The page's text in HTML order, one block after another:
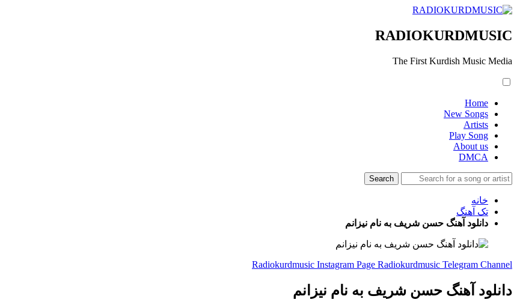
RADIOKURDMUSIC
The First Kurdish Music Media
Home
New Songs
Artists
Play Song
About us
DMCA
خانه
تک آهنگ
دانلود آهنگ حسن شریف به نام نیزانم
Radiokurdmusic Instagram Page Radiokurdmusic Telegram Channel
دانلود آهنگ حسن شریف به نام نیزانم